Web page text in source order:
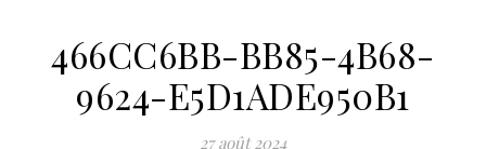
466CC6BB-BB85-4B68-
9624-E5D1ADE950B1
27 août 2024